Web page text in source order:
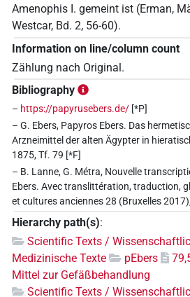
Amenophis I. gemeint ist (Erman,
Westcar, Bd. 2, 56-60).
Information on line/column count
Zählung nach Original.
Bibliography
– https://papyrusebers.de/ [*P]
– G. Ebers, Papyros Ebers. Das
Arzneimittel der alten Ägypter in
1875, Tf. 79 [*F]
– B. Lanne, G. Métra, Nouvelle
Ebers. Avec translittération, traduction,
et cultures anciennes 28 (Bruxelles
Hierarchy path(s):
Scientific Texts /
Medizinische Texte
pEbers
Mittel zur Gefäßbehandlung
Scientific Texts /